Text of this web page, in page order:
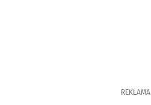
REKLAMA